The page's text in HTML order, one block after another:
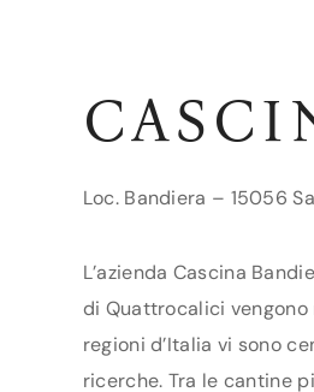
Loc. Bandiera – 15056
L’azienda Cascina
di Quattrocalici
regioni d’Italia vi sono
ricerche. Tra le cantine